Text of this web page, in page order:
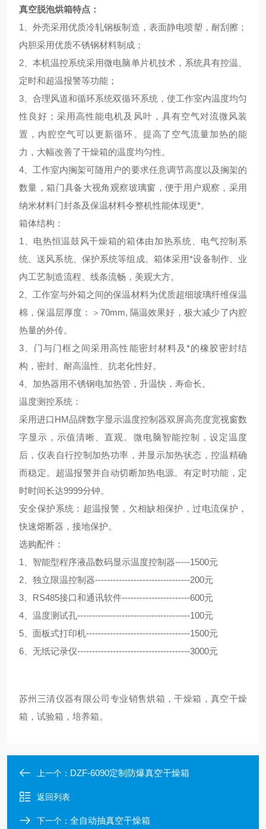
真空脱泡烘箱特点：
1、外壳采用优质冷轧钢板制造，表面静电喷塑，耐刮擦；
内胆采用优质不锈钢材料制成；
2、本机温控系统采用微电脑单片机技术，系统具有控温、
定时和超温报警等功能；
3、合理风道和循环系统双循环系统，使工作室内温度均匀
性良好；采用高性能电机及风叶，具有空气对流微风装
置，内腔空气可以更新循环。提高了空气流量加热的能
力，大幅改善了干燥箱的温度均匀性。
4、工作室内搁架可随用户的要求任意调节高度以及搁架的
数量，箱门具备大视角观察玻璃窗，便于用户观察，采用
纳米材料门封条及保温材料令整机性能体现更*。
箱体结构：
1、电热恒温鼓风干燥箱的箱体由加热系统、电气控制系
统、送风系统、保护系统等组成。箱体采用*设备制作、业
内工艺制造流程、线条流畅，美观大方。
2、工作室与外箱之间的保温材料为优质超细玻璃纤维保温
棉，保温层厚度：＞70mm, 隔温效果好，极大减少了内腔
热量的外传。
3、门与门框之间采用高性能密封材料及*的橡胶密封结
构，密封、耐高温性、抗老化性好。
4、加热器用不锈钢电加热管，升温快，寿命长。
温度测控系统：
采用进口HM品牌数字显示温度控制器双屏高亮度宽视窗数
字显示，示值清晰、直观。微电脑智能控制，设定温度
后，仪表自行控制加热功率，并显示加热状态，控温精确
而稳定。超温报警并自动切断加热电源。有定时功能，定
时时间长达9999分钟。
安全保护系统：超温报警，欠相缺相保护，过电流保护，
快速熔断器，接地保护。
选购配件：
1、智能型程序液晶数码显示温度控制器-----1500元
2、独立限温控制器--------------------------------200元
3、RS485接口和通讯软件-----------------------600元
4、温度测试孔--------------------------------------100元
5、面板式打印机-----------------------------------1500元
6、无纸记录仪--------------------------------------3000元
苏州三清仪器有限公司专业销售烘箱，干燥箱，真空干燥
箱，试验箱，培养箱。
上一个： DZF-6090定制防爆真空干燥箱
返回列表
下一个： 全自动抽真空干燥箱